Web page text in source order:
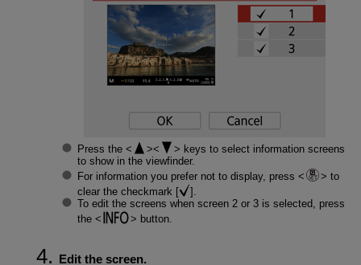
Press the
keys to select information screens
to show in the viewfinder.
For information you prefer not to display, press
to
clear the checkmark [
].
To edit the screens when screen 2 or 3 is selected, press
the
button.
Edit the screen.